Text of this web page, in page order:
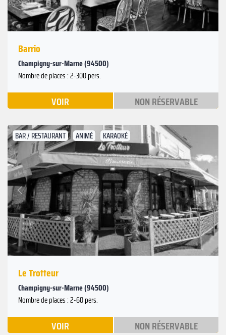
Barrio
Champigny-sur-Marne (94500)
Nombre de places : 2-300 pers.
VOIR NON RÉSERVABLE
BAR / RESTAURANT ANIMÉ KARAOKÉ
Précédent
Suivant
Le Trotteur
Champigny-sur-Marne (94500)
Nombre de places : 2-60 pers.
VOIR NON RÉSERVABLE